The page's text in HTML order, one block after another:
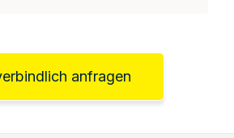
anfragen